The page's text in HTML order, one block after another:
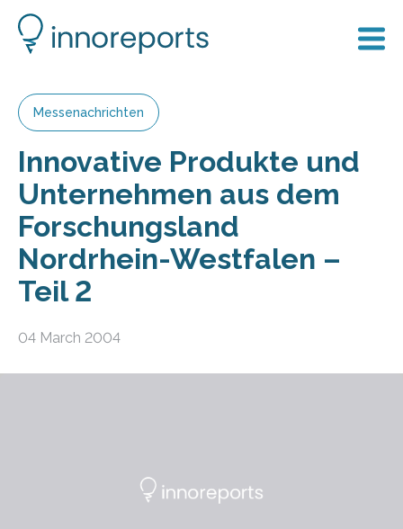
Messenachrichten
Innovative Produkte und
Unternehmen aus dem
Forschungsland
Nordrhein-Westfalen –
Teil 2
04 March 2004